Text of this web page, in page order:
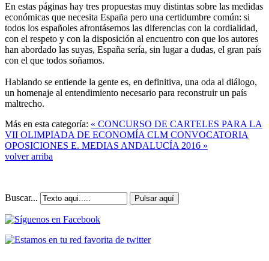
En estas páginas hay tres propuestas muy distintas sobre las medidas
económicas que necesita España pero una certidumbre común: si
todos los españoles afrontásemos las diferencias con la cordialidad,
con el respeto y con la disposición al encuentro con que los autores
han abordado las suyas, España sería, sin lugar a dudas, el gran país
con el que todos soñamos.
Hablando se entiende la gente es, en definitiva, una oda al diálogo,
un homenaje al entendimiento necesario para reconstruir un país
maltrecho.
Más en esta categoría: « CONCURSO DE CARTELES PARA LA
VII OLIMPIADA DE ECONOMÍA CLM CONVOCATORIA
OPOSICIONES E. MEDIAS ANDALUCÍA 2016 »
volver arriba
Buscar... Pulsar aquí